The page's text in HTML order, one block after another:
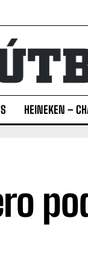
HEINEKEN –